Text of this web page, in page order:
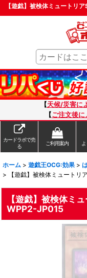
【遊戯】被検体ミュートリ
【天候/災害に
【ご注文後
カードラボで売
る
ご利用案内
ホーム > 遊戯王OCG:効果 >
>
【遊戯】被検体ミュート
【遊戯】被検体ミ
WPP2-JP015